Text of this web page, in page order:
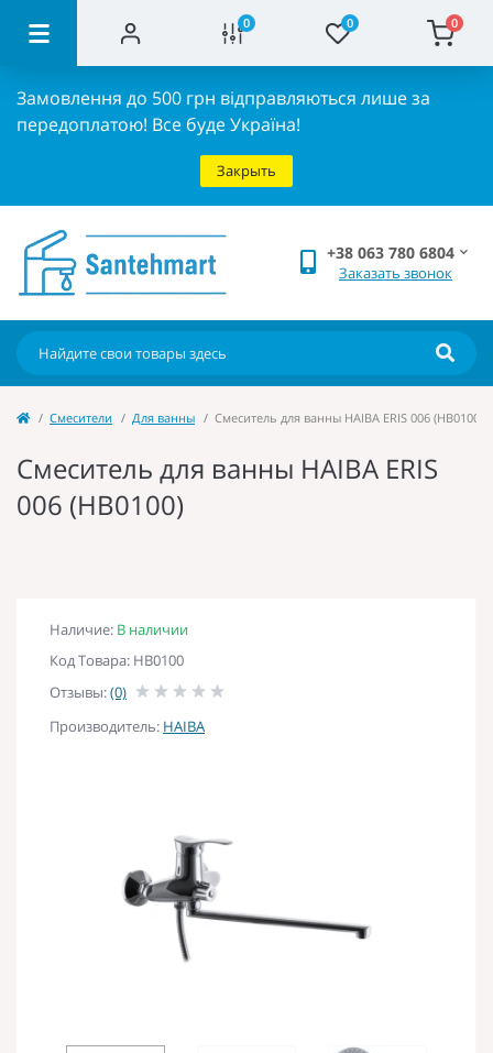
0 0 0
Замовлення до 500 грн відправляються лише за
передоплатою! Все буде Україна!
Закрыть
+38 063 780 6804
Заказать звонок
Cмесители Для ванны Смеситель для ванны HAIBA ERIS 006 (HB0100)
Смеситель для ванны HAIBA ERIS
006 (HB0100)
Наличие: В наличии
Код Товара: HB0100
Отзывы:(0)
Производитель: HAIBA